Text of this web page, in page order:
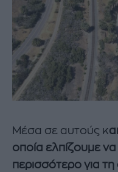
Μέσα σε αυτούς κ
οποία ελπίζουμε
περισσότερο για